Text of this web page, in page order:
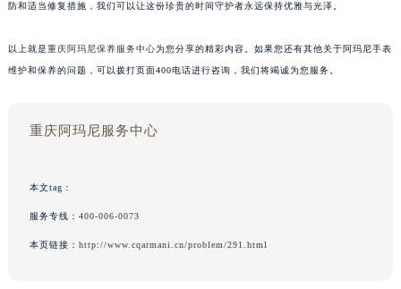
防和适当修复措施，我们可以让这份珍贵的时间守护者永远保持优雅与光泽。
以上就是重庆阿玛尼保养服务中心为您分享的精彩内容。如果您还有其他关于阿玛尼手表
维护和保养的问题，可以拨打页面400电话进行咨询，我们将竭诚为您服务。
重庆阿玛尼服务中心
本文tag：
服务专线： 400-006-0073
本页链接： http://www.cqarmani.cn/problem/291.html